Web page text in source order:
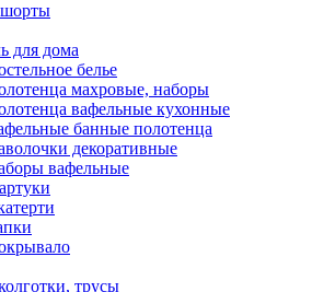
для дома
белье
махровые, наборы
вафельные кухонные
банные полотенца
декоративные
вафельные
трусы